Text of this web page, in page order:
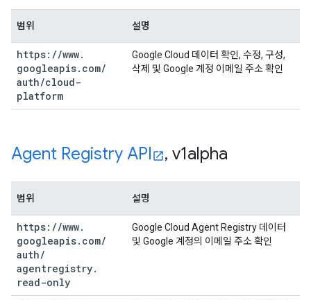
범위 설명
https: //www.
googleapis. com/
auth/cloud-
platform
Google Cloud 데이터 확인, 수정, 구성,
삭제 및 Google 계정 이메일 주소 확인
Agent Registry API , v1alpha
범위 설명
https: //www.
googleapis. com/
auth/
agentregistry.
read-only
Google Cloud Agent Registry 데이터
및 Google 계정의 이메일 주소 확인